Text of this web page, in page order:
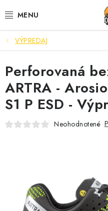
na
PRACOVNÁ A
VOĽNOČASOVÁ OBUV
VÝPREDAJ
VLOŽKY
BEZPEČNOSTNÉ NORMY A
VÝPREDAJ
Perforovaná
ARTRA -
S1 P ESD -
Neohodnotené